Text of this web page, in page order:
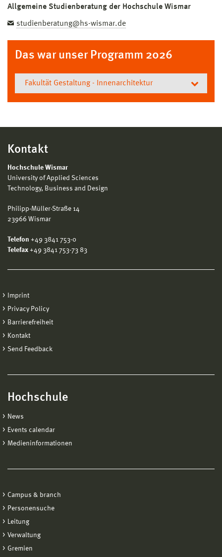
Allgemeine Studienberatung der Hochschule Wismar
studienberatung@hs-wismar.de
Das war unser Programm 2026
Fakultät Gestaltung - Innenarchitektur
Innenarchitektur
8.30 Uhr - Treffen
Kurze allgemeine Begrüßung und Einführung in den
Tag durch die Allgemeine Studienberatung
9:00 Uhr
Fakultät Gestaltung der Hochschule Wismar
9:15 Uhr
in den Studiengang Innenarchitektur
Dekan der Fakultät Gestaltung
Projekte der Innenarchitektur kennenlernen
Modellbauexperimente
in den Werkstätten, Haus 7c
Abschluss und Feedback +
was wollt Ihr wissen? Studierende beantworten
alle Eure Fragen!
Kontakt
Hochschule Wismar
University of Applied Sciences
Technology, Business and Design
Philipp-Müller-Straße 14
23966 Wismar
Telefon +49 3841 753-0
Telefax +49 3841 753-73 83
Imprint
Privacy Policy
Barrierefreiheit
Kontakt
Send Feedback
Hochschule
News
Events calendar
Medieninformationen
Campus & branch
Personensuche
Leitung
Verwaltung
Gremien